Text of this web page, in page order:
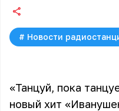
# Новости
«Танцуй, пока
новый хит